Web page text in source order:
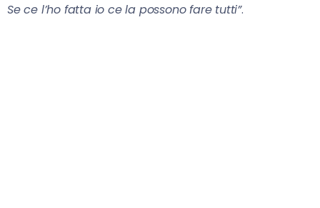
Se ce l’ho fatta io ce la possono fare tutti”.